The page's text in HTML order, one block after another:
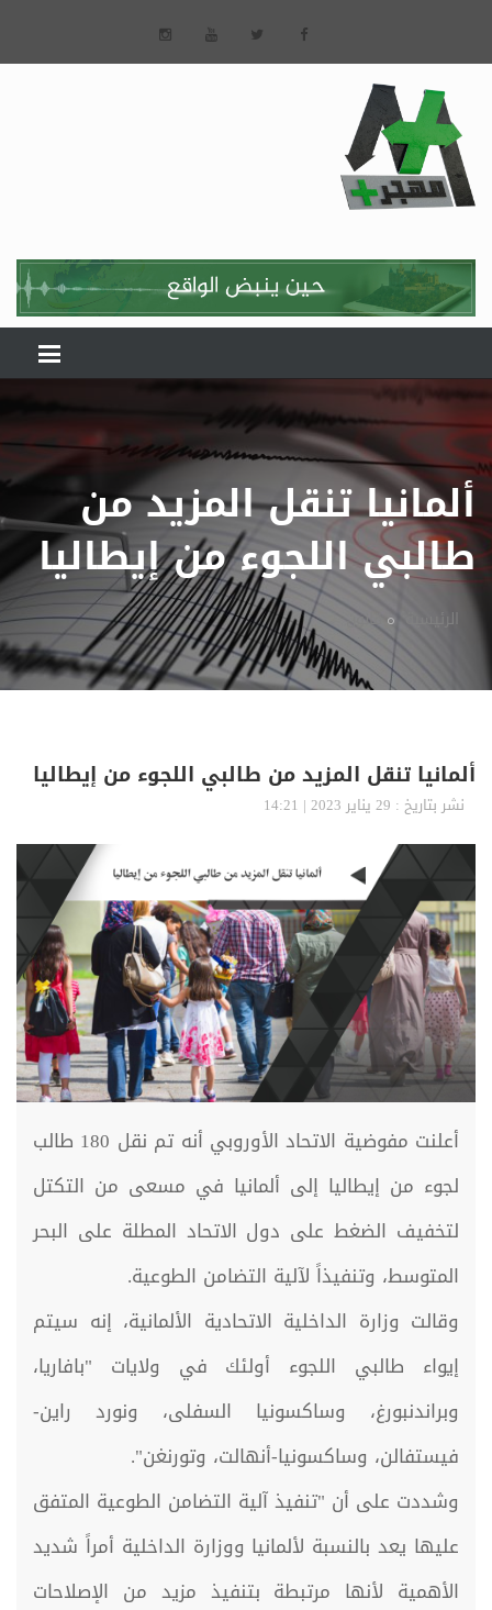
ألمانيا تنقل المزيد من
طالبي اللجوء من إيطاليا
الرئيسية قانون
ألمانيا تنقل المزيد من طالبي اللجوء من إيطاليا
نشر بتاريخ : 29 يناير 2023 | 14:21
أعلنت مفوضية الاتحاد الأوروبي أنه تم نقل 180 طالب
لجوء من إيطاليا إلى ألمانيا في مسعى من التكتل
لتخفيف الضغط على دول الاتحاد المطلة على البحر
المتوسط، وتنفيذاً لآلية التضامن الطوعية.
وقالت وزارة الداخلية الاتحادية الألمانية، إنه سيتم
إيواء طالبي اللجوء أولئك في ولايات "بافاريا،
وبراندنبورغ، وساكسونيا السفلى، ونورد راين-
فيستفالن، وساكسونيا-أنهالت، وتورنغن".
وشددت على أن "تنفيذ آلية التضامن الطوعية المتفق
عليها يعد بالنسبة لألمانيا ووزارة الداخلية أمراً شديد
الأهمية لأنها مرتبطة بتنفيذ مزيد من الإصلاحات